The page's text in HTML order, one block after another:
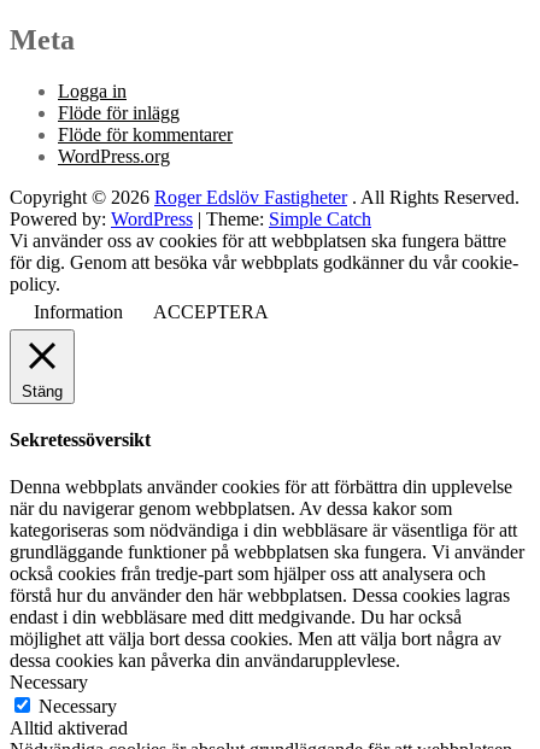
Meta
Logga in
Flöde för inlägg
Flöde för kommentarer
WordPress.org
Copyright © 2026 Roger Edslöv Fastigheter. All Rights Reserved.
Powered by: WordPress | Theme: Simple Catch
Vi använder oss av cookies för att webbplatsen ska fungera bättre
för dig. Genom att besöka vår webbplats godkänner du vår cookie-
policy.
Information
ACCEPTERA
Stäng
Sekretessöversikt
Denna webbplats använder cookies för att förbättra din upplevelse
när du navigerar genom webbplatsen. Av dessa kakor som
kategoriseras som nödvändiga i din webbläsare är väsentliga för att
grundläggande funktioner på webbplatsen ska fungera. Vi använder
också cookies från tredje-part som hjälper oss att analysera och
förstå hur du använder den här webbplatsen. Dessa cookies lagras
endast i din webbläsare med ditt medgivande. Du har också
möjlighet att välja bort dessa cookies. Men att välja bort några av
dessa cookies kan påverka din användarupplevlese.
Necessary
Necessary
Alltid aktiverad